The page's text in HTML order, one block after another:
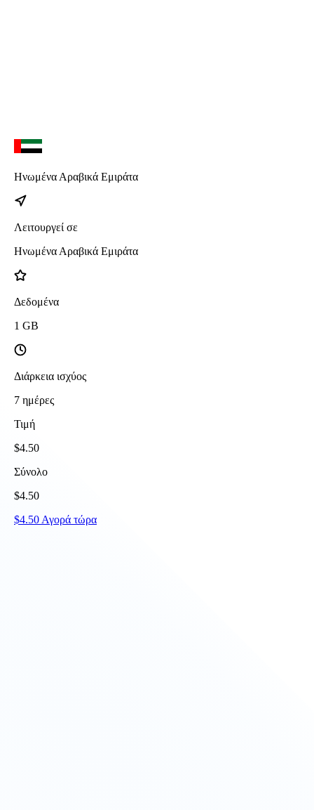
Ηνωμένα Αραβικά Εμιράτα
Λειτουργεί σε
Ηνωμένα Αραβικά Εμιράτα
Δεδομένα
1 GB
Διάρκεια ισχύος
7 ημέρες
Τιμή
$4.50
Σύνολο
$4.50
$4.50 Αγορά τώρα